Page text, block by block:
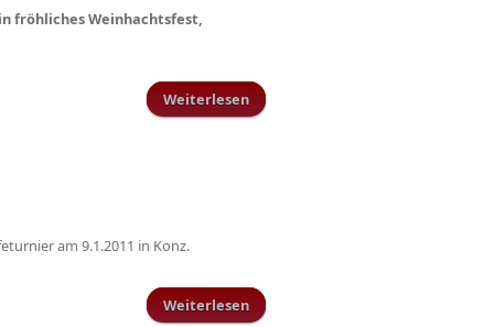
fröhliches Weinhachtsfest,
Weiterlesen über Frohe Weihnachten
am 9.1.2011 in Konz.
Weiterlesen über Hallenturnier-Spielpläne